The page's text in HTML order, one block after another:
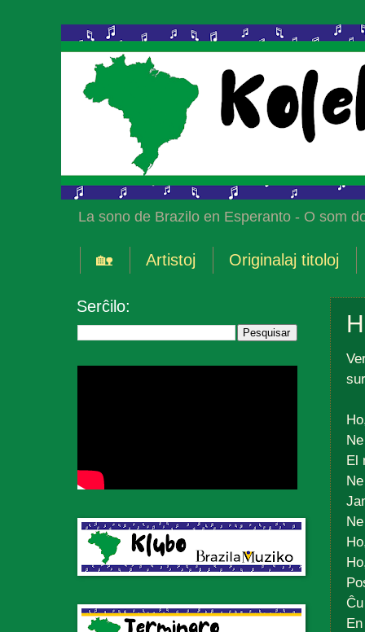
La sono de Brazilo en Esperanto - O som
🏡 Artistoj Originalaj titoloj
El
Serĉilo: